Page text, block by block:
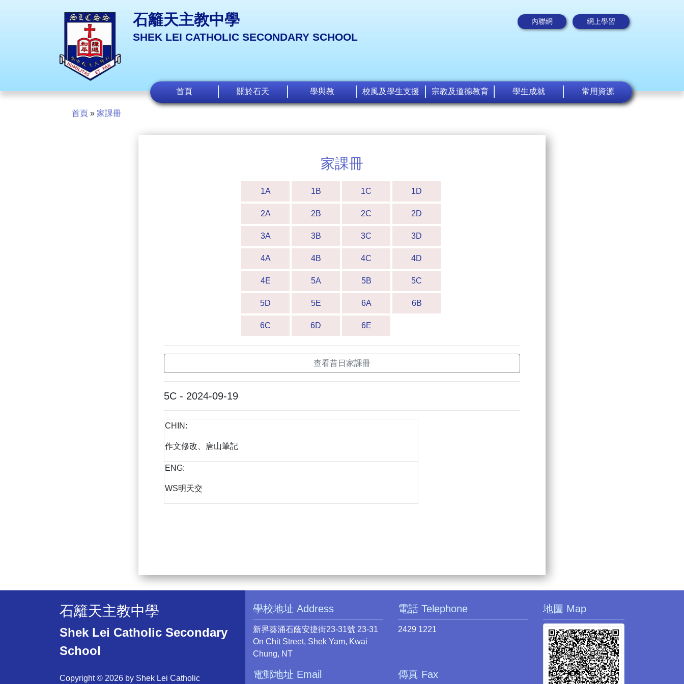
石籬天主教中學
SHEK LEI CATHOLIC SECONDARY SCHOOL
內聯網 網上學習
首頁 關於石天 學與教 校風及學生支援 宗教及道德教育 學生成就 常用資源
首頁 » 家課冊
家課冊
1A 1B 1C 1D
2A 2B 2C 2D
3A 3B 3C 3D
4A 4B 4C 4D
4E 5A 5B 5C
5D 5E 6A 6B
6C 6D 6E
查看昔日家課冊
5C - 2024-09-19
CHIN:
作文修改、唐山筆記
ENG:
WS明天交
石籬天主教中學
Shek Lei Catholic Secondary
School
Copyright © 2026 by Shek Lei Catholic
學校地址 Address
新界葵涌石蔭安捷街23-31號 23-31
On Chit Street, Shek Yam, Kwai
Chung, NT
電話 Telephone
2429 1221
電郵地址 Email 傳真 Fax
地圖 Map